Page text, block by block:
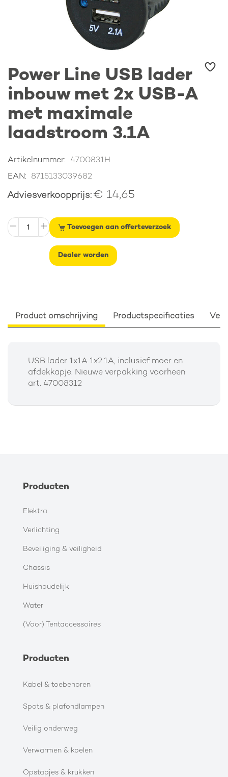
naar
het
begin
afbeeldingen-
gallerij
Power Line USB lader
inbouw met 2x USB-A
met maximale
laadstroom 3.1A
Artikelnummer
4700831H
EAN
8715133039682
Adviesverkoopprijs € 14,65
Toevoegen aan offerteverzoek
Dealer worden
Product omschrijving Productspecificaties
USB lader 1x1A 1x2.1A, inclusief moer en
afdekkapje. Nieuwe verpakking voorheen
art. 47008312
Producten
Elektra
Verlichting
Beveiliging & veiligheid
Chassis
Huishoudelijk
Water
(Voor) Tentaccessoires
Producten
Kabel & toebehoren
Spots & plafondlampen
Veilig onderweg
Verwarmen & koelen
Opstapjes & krukken